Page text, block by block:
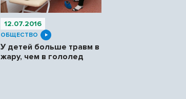
12.07.2016
ОБЩЕСТВО
У детей больше травм в
жару, чем в гололед